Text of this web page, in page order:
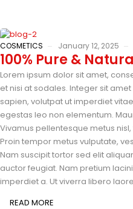
COSMETICS January 12, 2025
100% Pure &
Lorem ipsum dolor sit amet,
et nisi at sodales. Integer sit
sapien, volutpat ut imperdiet
egestas leo non elementum.
Vivamus pellentesque metus
Proin tempor metus vulputate,
Nam suscipit tortor sed elit
auctor feugiat. Nam pretium
imperdiet a. Ut viverra libero
READ MORE